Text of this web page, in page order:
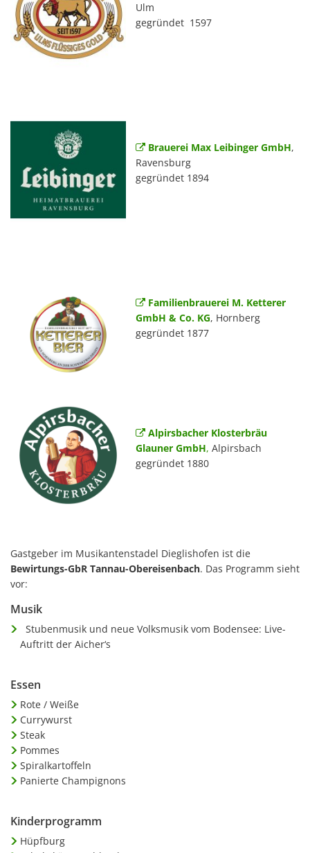
Ulm
gegründet 1597
Brauerei Max Leibinger GmbH,
Ravensburg
gegründet 1894
Familienbrauerei M. Ketterer
GmbH & Co. KG, Hornberg
gegründet 1877
Alpirsbacher Klosterbräu
Glauner GmbH, Alpirsbach
gegründet 1880
Gastgeber im Musikantenstadel Dieglishofen ist die
Bewirtungs-GbR Tannau-Obereisenbach. Das Programm sieht
vor:
Musik
Stubenmusik und neue Volksmusik vom Bodensee: Live-
Auftritt der Aicher‘s
Essen
Rote / Weiße
Currywurst
Steak
Pommes
Spiralkartoffeln
Panierte Champignons
Kinderprogramm
Hüpfburg